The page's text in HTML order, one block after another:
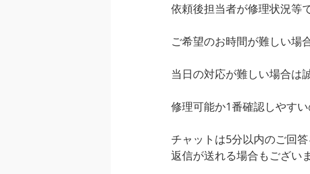
依頼後担当者が修理状況等
ご希望のお時間が難しい場
当日の対応が難しい場合は
修理可能か1番確認しやす
チャットは5分以内のご回
返信が送れる場合もございま